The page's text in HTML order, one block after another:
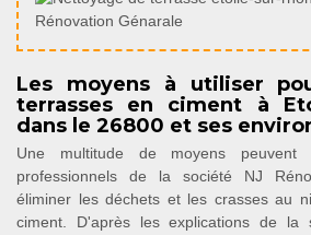
Les moyens à utiliser
terrasses en ciment à
dans le 26800 et ses
Une multitude de moyens
professionnels de la société NJ
éliminer les déchets et les crasses au
ciment. D'après les explications de la